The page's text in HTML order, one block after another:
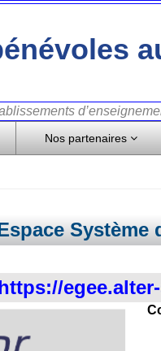
Nos partenaires
Système